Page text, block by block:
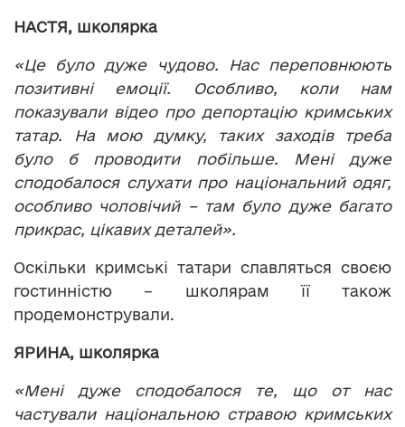
НАСТЯ, школярка
«Це було дуже чудово. Нас переповнюють
позитивні емоції. Особливо, коли нам
показували відео про депортацію кримських
татар. На мою думку, таких заходів треба
було б проводити побільше. Мені дуже
сподобалося слухати про національний одяг,
особливо чоловічий – там було дуже багато
прикрас, цікавих деталей».
Оскільки кримські татари славляться своєю
гостинністю – школярам її також
продемонстрували.
ЯРИНА, школярка
«Мені дуже сподобалося те, що от нас
частували національною стравою кримських